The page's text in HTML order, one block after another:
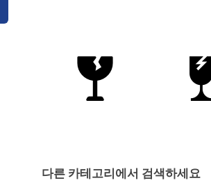
다른 카테고리에서 검색하세요